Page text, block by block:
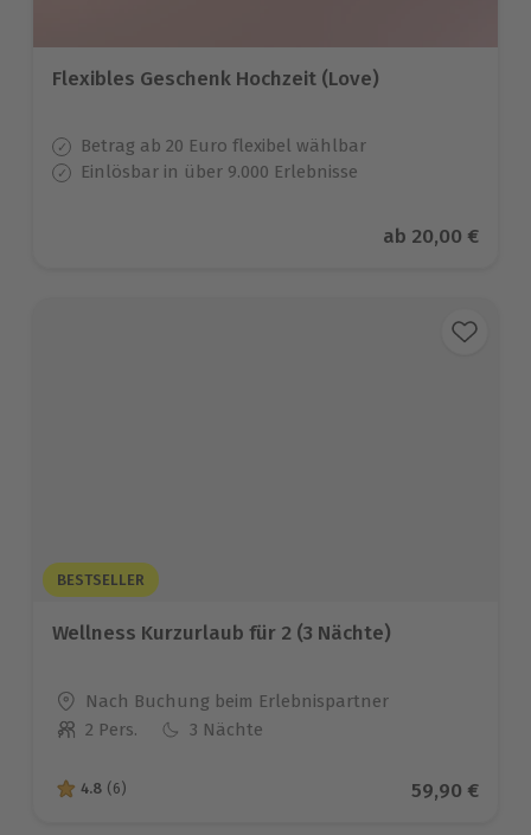
Flexibles Geschenk Hochzeit (Love)
Betrag ab 20 Euro flexibel wählbar
Einlösbar in über 9.000 Erlebnisse
Aktueller Preis
ab 20,00 €
BESTSELLER
Wellness Kurzurlaub für 2 (3 Nächte)
Standort
Nach Buchung beim Erlebnispartner
Anzahl der Teilnehmer
2 Pers. 3 Nächte
4.8 von 5 Sternen basierend auf 6 Bewertungen
4.8 (6) Aktueller
59,90 €